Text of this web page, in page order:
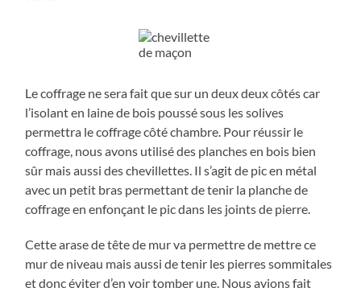
Le coffrage ne sera fait que sur un deux deux côtés car
l’isolant en laine de bois poussé sous les solives
permettra le coffrage côté chambre. Pour réussir le
coffrage, nous avons utilisé des planches en bois bien
sûr mais aussi des chevillettes. Il s’agit de pic en métal
avec un petit bras permettant de tenir la planche de
coffrage en enfonçant le pic dans les joints de pierre.
Cette arase de tête de mur va permettre de mettre ce
mur de niveau mais aussi de tenir les pierres sommitales
et donc éviter d’en voir tomber une. Nous avions fait